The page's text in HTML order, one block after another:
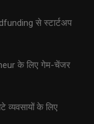
से स्टार्टअप
के लिए गेम-चेंजर
व्यवसायों के लिए